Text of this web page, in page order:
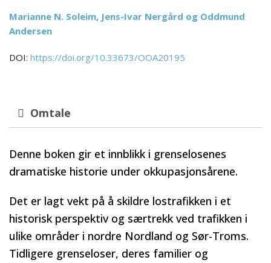
Marianne N. Soleim, Jens-Ivar Nergård og Oddmund
Andersen
DOI: https://doi.org/10.33673/OOA20195
Omtale
Denne boken gir et innblikk i grenselosenes
dramatiske historie under okkupasjonsårene.
Det er lagt vekt på å skildre lostrafikken i et
historisk perspektiv og særtrekk ved trafikken i
ulike områder i nordre Nordland og Sør-Troms.
Tidligere grenseloser, deres familier og